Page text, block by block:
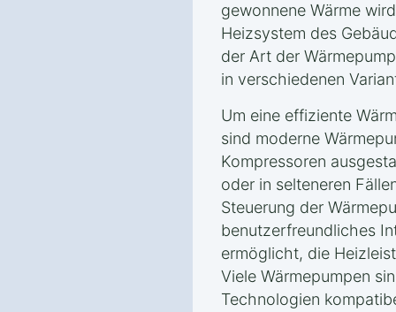
gewonnene Wärme
Heizsystem des
der Art der
in verschiedenen
Um eine effiziente
sind moderne
Kompressoren
oder in selteneren
Steuerung der
benutzerfreundliches
ermöglicht, die
Viele Wärmepumpen
Technologien